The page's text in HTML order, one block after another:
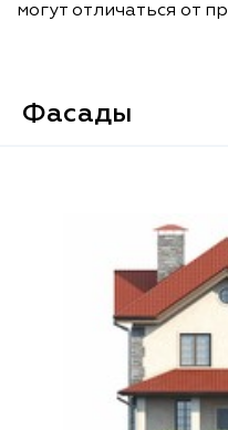
могут отличаться от
Фасады